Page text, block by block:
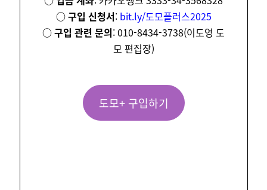
○ 구입 신청서: bit.ly/도모플러스2025
○ 구입 관련 문의: 010-8434-3738(이도영 도
모 편집장)
도모+ 구입하기